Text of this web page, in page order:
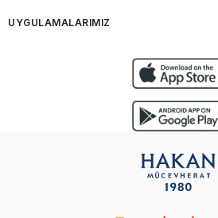
UYGULAMALARIMIZ